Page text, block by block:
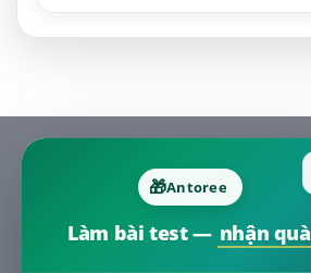
🎁Antoree
Làm bài test — nhận quà